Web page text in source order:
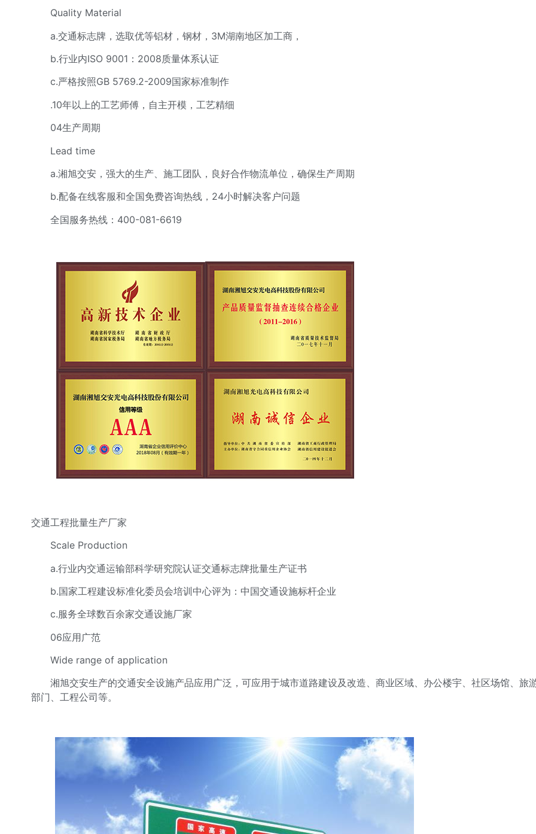
Quality Material
a.交通标志牌，选取优等铝材，钢材，3M湖南地区加工商，
b.行业内ISO 9001：2008质量体系认证
c.严格按照GB 5769.2-2009国家标准制作
.10年以上的工艺师傅，自主开模，工艺精细
04生产周期
Lead time
a.湘旭交安，强大的生产、施工团队，良好合作物流单位，确保生产周期
b.配备在线客服和全国免费咨询热线，24小时解决客户问题
全国服务热线：400-081-6619
交通工程批量生产厂家
Scale Production
a.行业内交通运输部科学研究院认证交通标志牌批量生产证书
b.国家工程建设标准化委员会培训中心评为：中国交通设施标杆企业
c.服务全球数百余家交通设施厂家
06应用广范
Wide range of application
湘旭交安生产的交通安全设施产品应用广泛，可应用于城市道路建设及改造、商业区域、办公楼宇、社区场馆、旅
部门、工程公司等。